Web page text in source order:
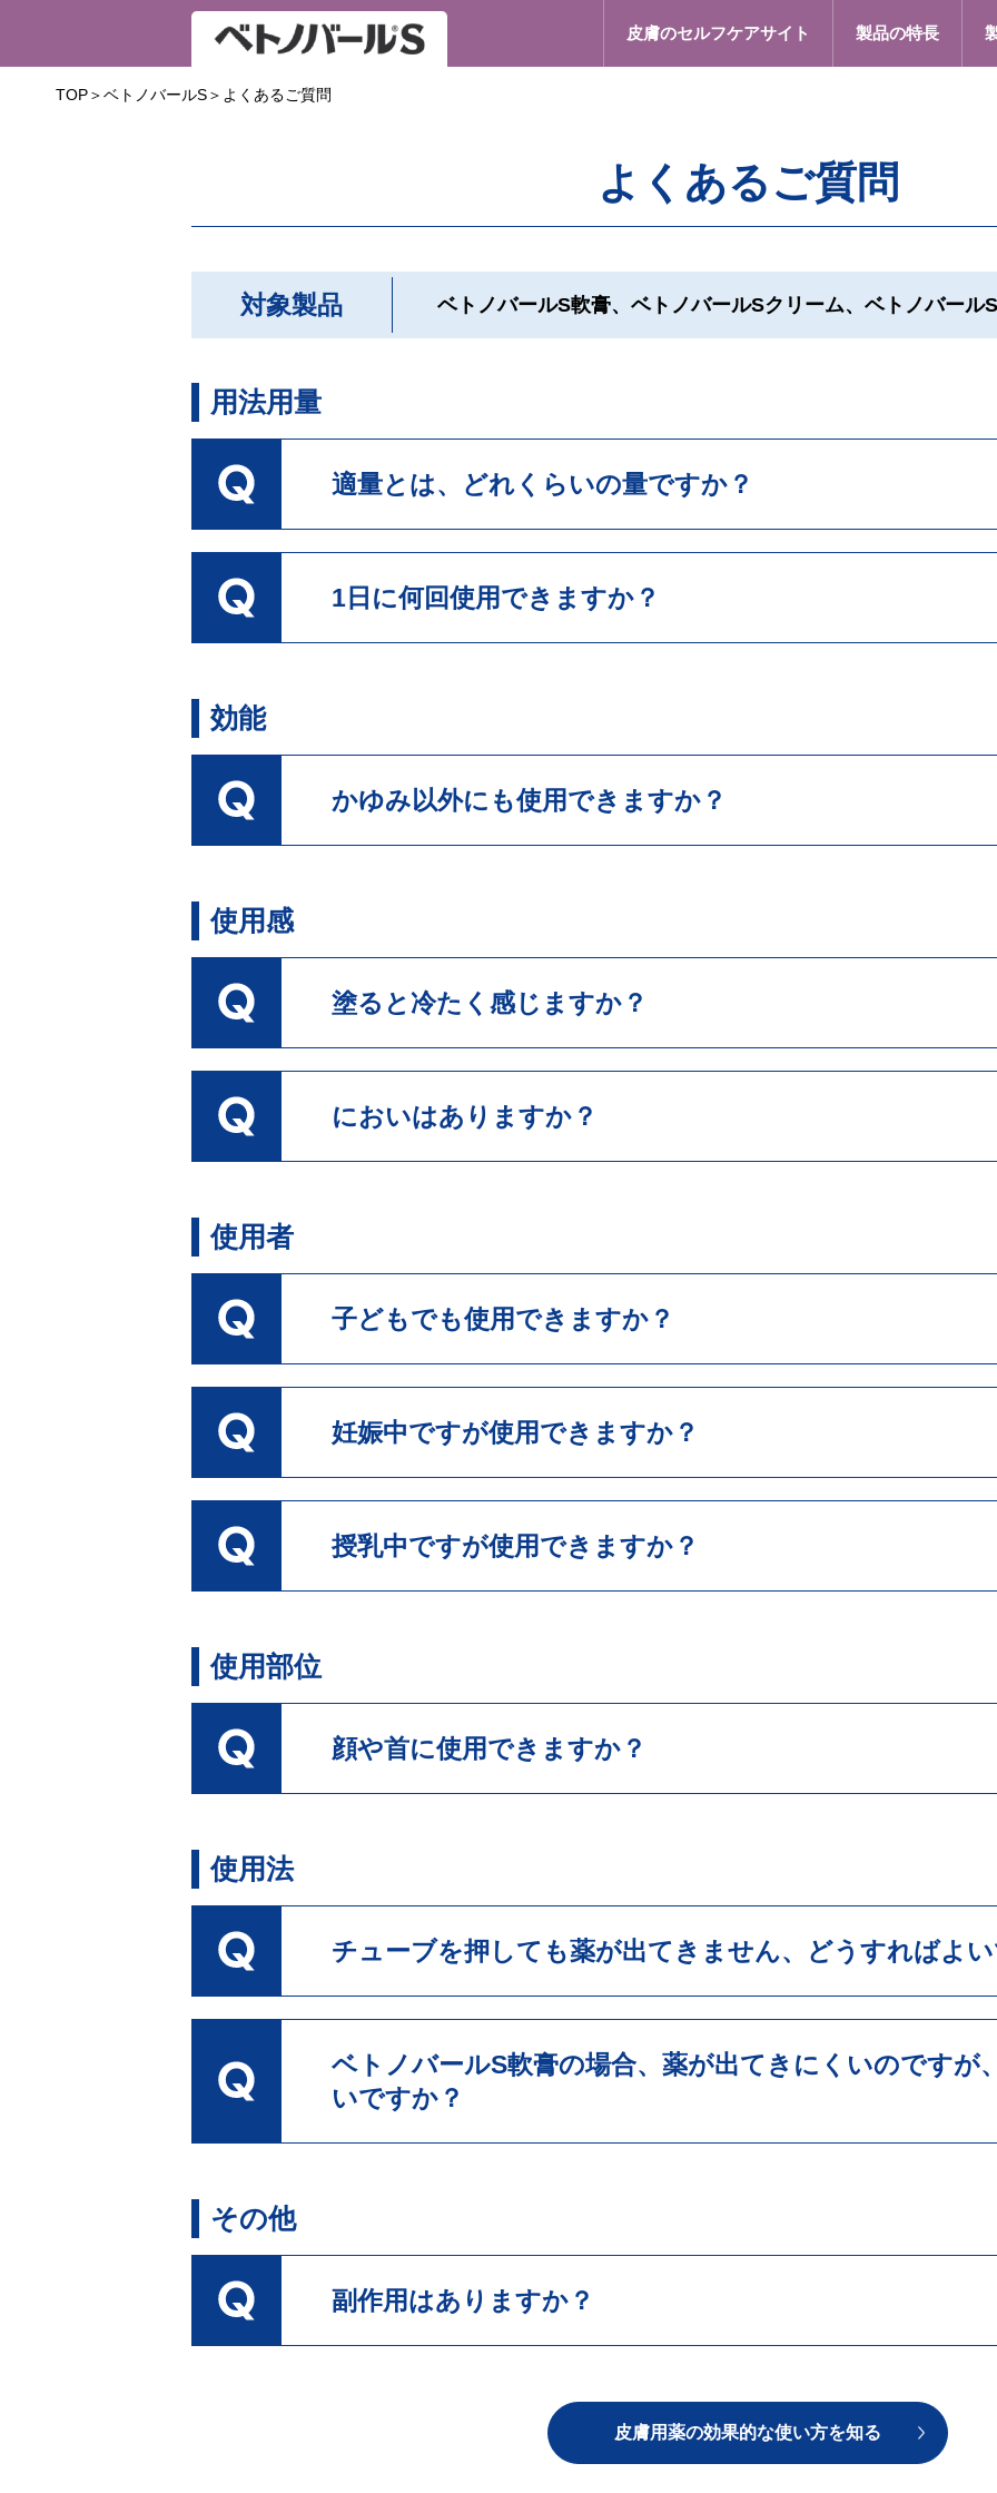
皮膚のセルフケアサイト 製品の特長
TOP ベトノバールS よくあるご質問
よくあるご質問
対象製品 ベトノバールS軟膏、ベトノバールSクリーム、ベトノバール
用法用量
適量とは、どれくらいの量ですか？
1日に何回使用できますか？
効能
かゆみ以外にも使用できますか？
使用感
塗ると冷たく感じますか？
においはありますか？
使用者
子どもでも使用できますか？
妊娠中ですが使用できますか？
授乳中ですが使用できますか？
使用部位
顔や首に使用できますか？
使用法
チューブを押しても薬が出てきません、どうすればよ
ベトノバールS軟膏の場合、薬が出てきにくいのですが
いですか？
その他
副作用はありますか？
皮膚用薬の効果的な使い方を知る